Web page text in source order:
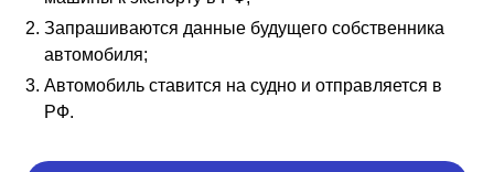
Запрашиваются данные будущего собственника
автомобиля;
Автомобиль ставится на судно и отправляется в
РФ.